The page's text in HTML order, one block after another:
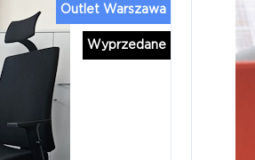
Wyprzedane
Outlet Warszawa